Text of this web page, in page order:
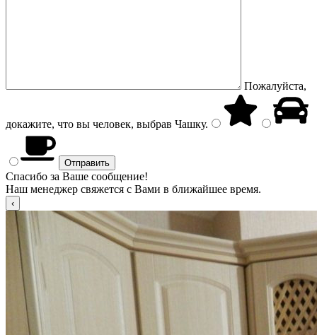
Пожалуйста,
докажите, что вы человек, выбрав Чашку.
Спасибо за Ваше сообщение!
Наш менеджер свяжется с Вами в ближайшее время.